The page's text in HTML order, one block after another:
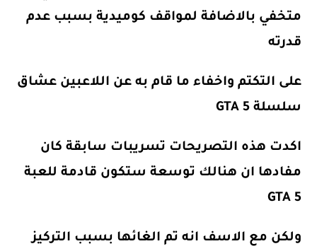
متخفي بالاضافة لمواقف كوميدية بسبب عدم
قدرته
على التكتم واخفاء ما قام به عن اللاعبين عشاق
سلسلة GTA 5
اكدت هذه التصريحات تسريبات سابقة كان
مفادها ان هنالك توسعة ستكون قادمة للعبة
GTA 5
ولكن مع الاسف انه تم الغائها بسبب التركيز